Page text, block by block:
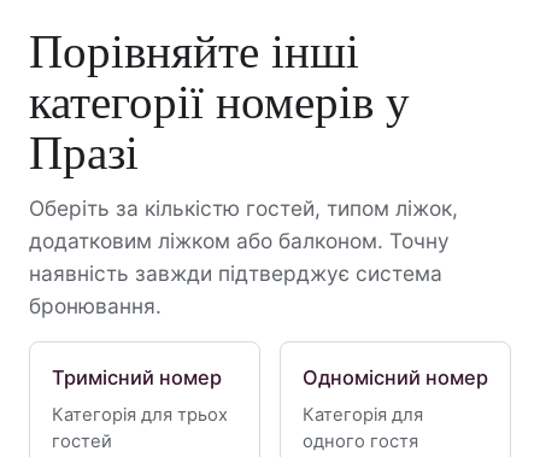
Порівняйте інші
категорії номерів у
Празі
Оберіть за кількістю гостей, типом ліжок,
додатковим ліжком або балконом. Точну
наявність завжди підтверджує система
бронювання.
Тримісний номер
Категорія для трьох
гостей
Одномісний номер
Категорія для
одного гостя